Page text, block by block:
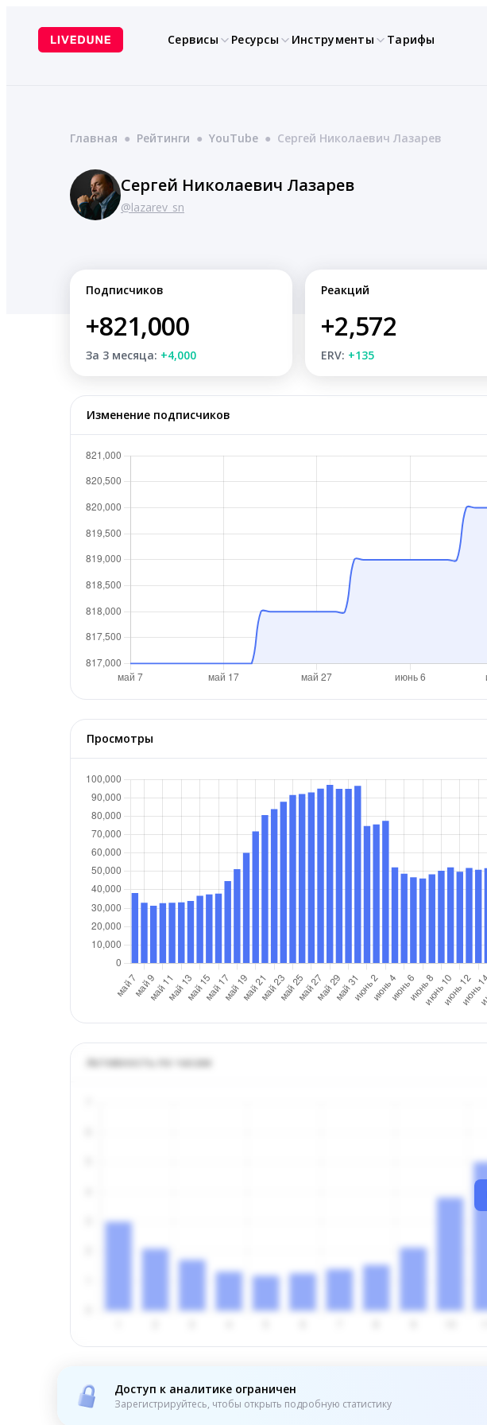
содержимому
Сервисы Ресурсы Инструменты Тарифы
Главная ● Рейтинги ● YouTube ● Сергей Николаевич Лазарев
Сергей Николаевич Лазарев
@lazarev_sn
Подписчиков
+821,000
За 3 месяца: +4,000
Реакций
+2,572
ERV: +135
Изменение подписчиков
Просмотры
Активность по часам
Доступ к аналитике ограничен
Зарегистрируйтесь, чтобы открыть подробную статистику